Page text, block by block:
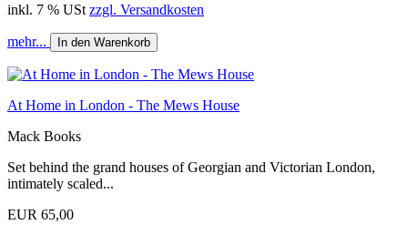
inkl. 7 % USt zzgl. Versandkosten
mehr... In den Warenkorb
At Home in London - The Mews House
Mack Books
Set behind the grand houses of Georgian and Victorian London,
intimately scaled...
EUR 65,00